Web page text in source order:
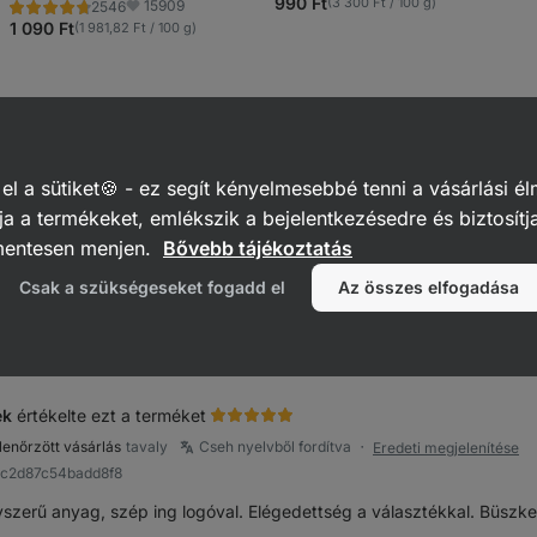
2546
Értékelés
4.7/5,
2546
Kedvencek
15909
1 090 Ft(1 981,82 Ft / 100 g)
1954
7 hónappal ezelőtt
Eredeti
értékelte ezt a terméket
vásárlás tavaly Cseh nyelvből fordítva ●
Eredeti megjelenítése
anyag, szép ing logóval. Elégedettség a választékkal.
a sütiket🍪 - ez segít kényelmesebbé tenni a vásárlási
a termékeket, emlékszik a bejelentkezésedre és
menjen. Bővebb tájékoztatás
Csak a szükségeseket fogadd el Az összes elfogadása